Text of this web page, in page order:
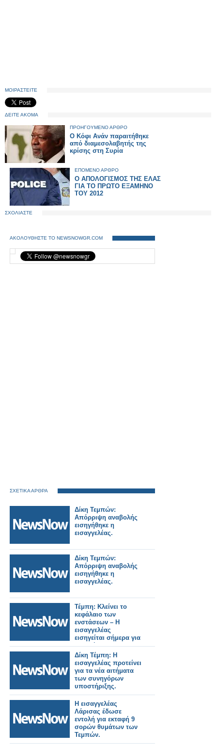
ΜΟΙΡΑΣΤΕΙΤΕ
ΔΕΙΤΕ ΑΚΟΜΑ
ΠΡΟΗΓΟΥΜΕΝΟ ΑΡΘΡΟ
Ο Κόφι Ανάν παραιτήθηκε
από διαμεσολαβητής της
κρίσης στη Συρία
ΕΠΟΜΕΝΟ ΑΡΘΡΟ
Ο ΑΠΟΛΟΓΙΣΜΟΣ ΤΗΣ ΕΛΑΣ
ΓΙΑ ΤΟ ΠΡΩΤΟ ΕΞΑΜΗΝΟ
ΤΟΥ 2012
ΣΧΟΛΙΑΣΤΕ
ΑΚΟΛΟΥΘΗΣΤΕ ΤΟ NEWSNOWGR.COM
ΣΧΕΤΙΚΑ ΑΡΘΡΑ
Δίκη Τεμπών:
Απόρριψη αναβολής
εισηγήθηκε η
εισαγγελέας.
Δίκη Τεμπών:
Απόρριψη αναβολής
εισηγήθηκε η
εισαγγελέας.
Τέμπη: Κλείνει το
κεφάλαιο των
ενστάσεων – Η
εισαγγελέας
εισηγείται σήμερα για
τα αιτήματα
αναβολής.
Δίκη Τέμπη: Η
εισαγγελέας προτείνει
για τα νέα αιτήματα
των συνηγόρων
υποστήριξης.
Η εισαγγελέας
Λάρισας έδωσε
εντολή για εκταφή 9
σορών θυμάτων των
Τεμπών.